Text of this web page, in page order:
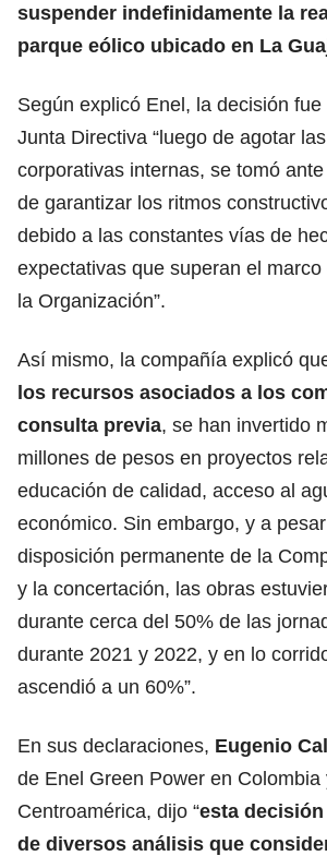
suspender indefinidamente la
parque eólico ubicado en La
Según explicó Enel, la decisión
Junta Directiva “luego de agotar
corporativas internas, se tomó
de garantizar los ritmos
debido a las constantes vías de
expectativas que superan el
la Organización”.
Así mismo, la compañía explicó
los recursos asociados a los
consulta previa, se han invertido
millones de pesos en proyectos
educación de calidad, acceso al
económico. Sin embargo, y a
disposición permanente de la
y la concertación, las obras
durante cerca del 50% de las
durante 2021 y 2022, y en lo
ascendió a un 60%”.
En sus declaraciones, Eugenio
de Enel Green Power en Colombia
Centroamérica, dijo “esta
de diversos análisis que